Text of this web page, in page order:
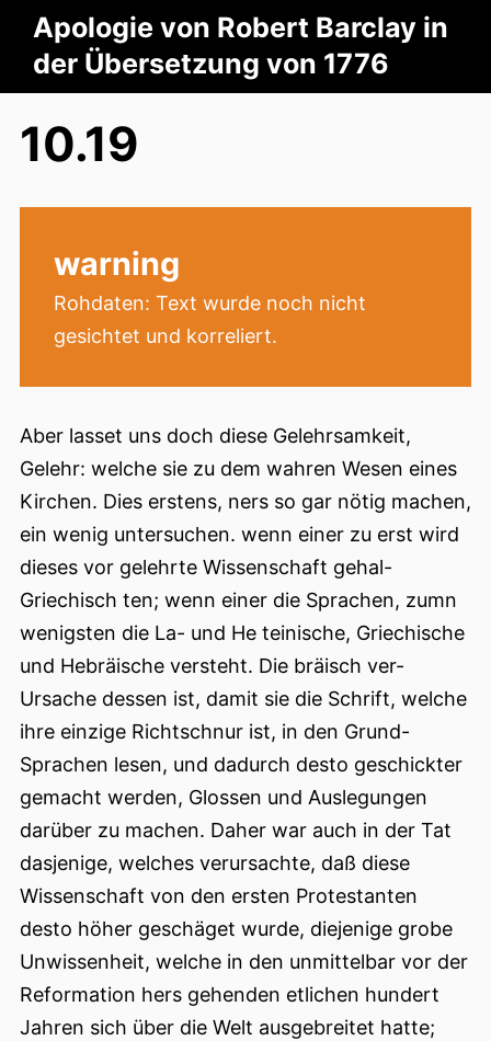
Apologie von Robert Barclay in
der Übersetzung von 1776
10.19
warning
Rohdaten: Text wurde noch nicht
gesichtet und korreliert.
Aber lasset uns doch diese Gelehrsamkeit,
Gelehr: welche sie zu dem wahren Wesen eines
Kirchen. Dies erstens, ners so gar nötig machen,
ein wenig untersuchen. wenn einer zu erst wird
dieses vor gelehrte Wissenschaft gehal-
Griechisch ten; wenn einer die Sprachen, zumn
wenigsten die La- und He teinische, Griechische
und Hebräische versteht. Die bräisch ver-
Ursache dessen ist, damit sie die Schrift, welche
ihre einzige Richtschnur ist, in den Grund-
Sprachen lesen, und dadurch desto geschickter
gemacht werden, Glossen und Auslegungen
darüber zu machen. Daher war auch in der Tat
dasjenige, welches verursachte, daß diese
Wissenschaft von den ersten Protestanten
desto höher geschäget wurde, diejenige grobe
Unwissenheit, welche in den unmittelbar vor der
Reformation hers gehenden etlichen hundert
Jahren sich über die Welt ausgebreitet hatte;